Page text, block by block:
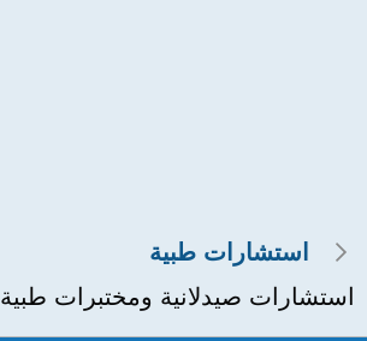
استشارات طبية
استشارات صيدلانية ومختبرات طبية